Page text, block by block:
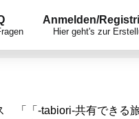
Anmelden/
Hier geht's zur
「「-tabiori-共有できる